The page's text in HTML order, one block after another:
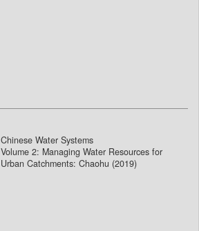
Chinese Water Systems
Volume 2: Managing Water Resources for
Urban Catchments: Chaohu (2019)